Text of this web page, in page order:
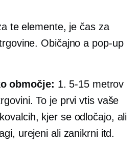
te elemente, je čas za
Običajno a pop-up
območje: 1. 5-15metrov
To je prvi vtis vaše
kjer se odločajo, ali
urejeni ali zanikrni itd.